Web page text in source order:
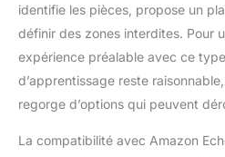
les
identifie les pièces, propose un
définir des zones interdites. Pour
expérience préalable avec ce
d’apprentissage reste
regorge d’options qui peuvent
La compatibilité avec Amazon